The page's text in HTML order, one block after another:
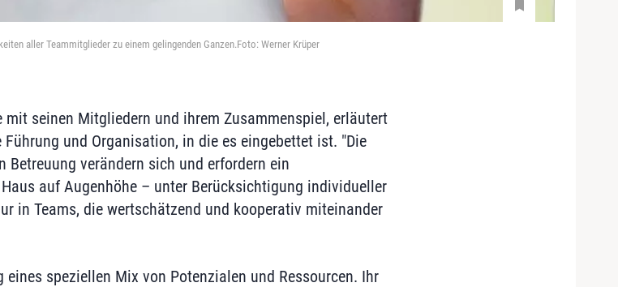
aller Teammitglieder zu einem gelingenden Ganzen.Foto: Werner Krüper
mit seinen Mitgliedern und ihrem Zusammenspiel, erläutert
und Organisation, in die es eingebettet ist. "Die
Betreuung verändern sich und erfordern ein
auf Augenhöhe – unter Berücksichtigung individueller
in Teams, die wertschätzend und kooperativ miteinander
speziellen Mix von Potenzialen und Ressourcen. Ihr